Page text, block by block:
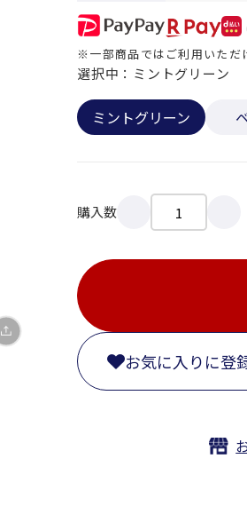
※一部商品ではご利用いただ
ミントグリーン
選択中：ミントグリーン
購入数
お気に入りに登